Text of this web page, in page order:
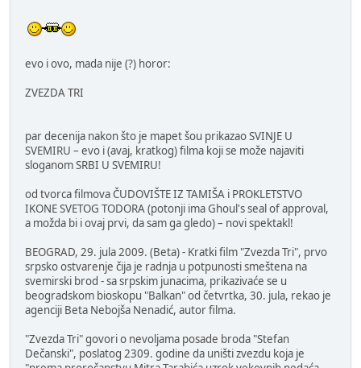
evo i ovo, mada nije (?) horor:
ZVEZDA TRI
par decenija nakon što je mapet šou prikazao SVINJE U
SVEMIRU – evo i (avaj, kratkog) filma koji se može najaviti
sloganom SRBI U SVEMIRU!
od tvorca filmova ČUDOVIŠTE IZ TAMIŠA i PROKLETSTVO
IKONE SVETOG TODORA (potonji ima Ghoul's seal of approval,
a možda bi i ovaj prvi, da sam ga gledo) – novi spektakl!
BEOGRAD, 29. jula 2009. (Beta) - Kratki film "Zvezda Tri", prvo
srpsko ostvarenje čija je radnja u potpunosti smeštena na
svemirski brod - sa srpskim junacima, prikazivaće se u
beogradskom bioskopu "Balkan" od četvrtka, 30. jula, rekao je
agenciji Beta Nebojša Nenadić, autor filma.
"Zvezda Tri" govori o nevoljama posade broda "Stefan
Dečanski", poslatog 2309. godine da uništi zvezdu koja je